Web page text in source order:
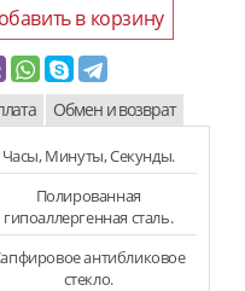
в корзину
Обмен и возврат
Часы, Минуты, Секунды.
Полированная
гипоаллергенная сталь.
антибликовое
стекло.